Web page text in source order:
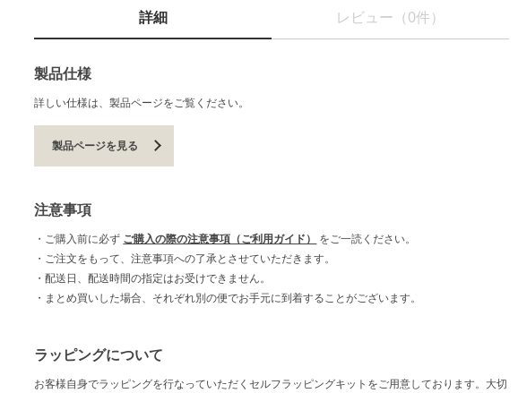
詳細 レビュー（0件）
製品仕様
詳しい仕様は、製品ページをご覧ください。
製品ページを見る
注意事項
・ご購入前に必ず ご購入の際の注意事項（ご利用ガイド）
をご一読ください。
・ご注文をもって、注意事項への了承とさせていただきます。
・配送日、配送時間の指定はお受けできません。
・まとめ買いした場合、それぞれ別の便でお手元に到着することがございます。
ラッピングについて
お客様自身でラッピングを行なっていただくセルフラッピングキットをご用意しております。大切